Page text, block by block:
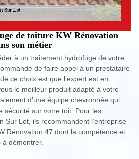
de toiture KW Rénovation
son métier
à un traitement hydrofuge de votre
de faire appel à un prestataire
ce choix est que l’expert est en
le meilleur produit adapté à votre
d’une équipe chevronnée qui
sécurité sur votre toit. Pour les
Sur Lot, ils recommandent l’entreprise
Rénovation 47 dont la compétence et
à démontrer.